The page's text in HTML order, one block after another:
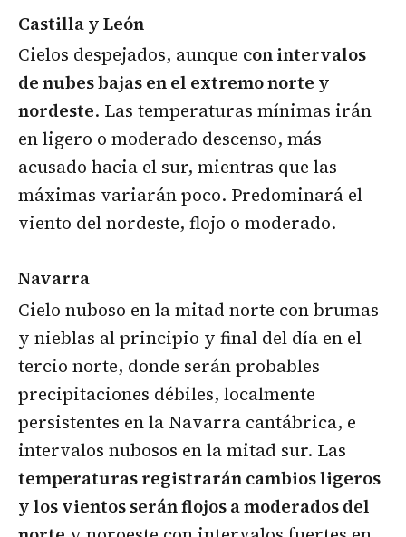
Castilla y León
Cielos despejados, aunque con intervalos
de nubes bajas en el extremo norte y
nordeste. Las temperaturas mínimas irán
en ligero o moderado descenso, más
acusado hacia el sur, mientras que las
máximas variarán poco. Predominará el
viento del nordeste, flojo o moderado.
Navarra
Cielo nuboso en la mitad norte con brumas
y nieblas al principio y final del día en el
tercio norte, donde serán probables
precipitaciones débiles, localmente
persistentes en la Navarra cantábrica, e
intervalos nubosos en la mitad sur. Las
temperaturas registrarán cambios ligeros
y los vientos serán flojos a moderados del